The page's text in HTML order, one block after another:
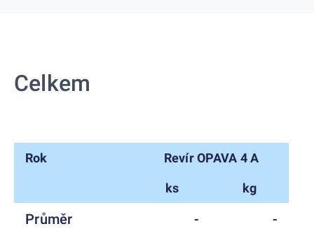
Celkem
Rok Revír OPAVA 4 A
ks kg
Průměr - -